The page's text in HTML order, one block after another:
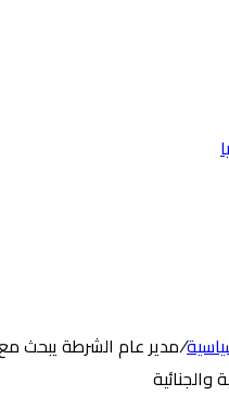
/مدير عام الشرطة يبحث
والجنائية